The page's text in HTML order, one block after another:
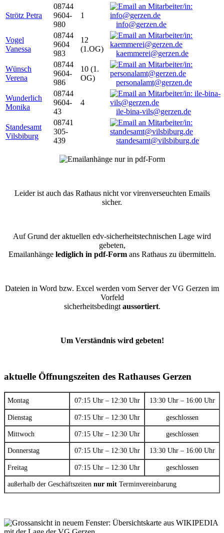
Strötz Petra
08744
9604-
980
1
info@gerzen.de
Vogel
Vanessa
08744
9604
983
12
(1.OG)
kaemmerei@gerzen.de
Wünsch
Verena
08744
9604-
986
10 (1.
OG)
personalamt@gerzen.de
Wunderlich
Monika
08744
9604-
43
4
ile-bina-vils@gerzen.de
Standesamt
Vilsbiburg
08741
305-
439
standesamt@vilsbiburg.de
Leider ist auch das Rathaus nicht vor virenverseuchten Emails
sicher.
Auf Grund der aktuellen edv-sicherheitstechnischen Lage wird
gebeten,
Emailanhänge lediglich in pdf-Formans Rathaus zu übermitteln.
Dateien in Word bzw. Excel werden vom Server der VG Gerzen im
Vorfeld
sicherheitsbedingt aussortiert.
Um Verständnis wird gebeten!
aktuelle Öffnungszeiten des Rathauses Gerzen
Montag 07:15 Uhr – 12:30 Uhr 13:30 Uhr – 16:00 Uhr
Dienstag 07:15 Uhr – 12:30 Uhr geschlossen
Mittwoch 07:15 Uhr – 12:30 Uhr geschlossen
Donnerstag 07:15 Uhr – 12:30 Uhr 13:30 Uhr – 16:00 Uhr
Freitag 07:15 Uhr – 12:30 Uhr geschlossen
außerhalb der Geschäftszeiten nur mit Terminvereinbarung